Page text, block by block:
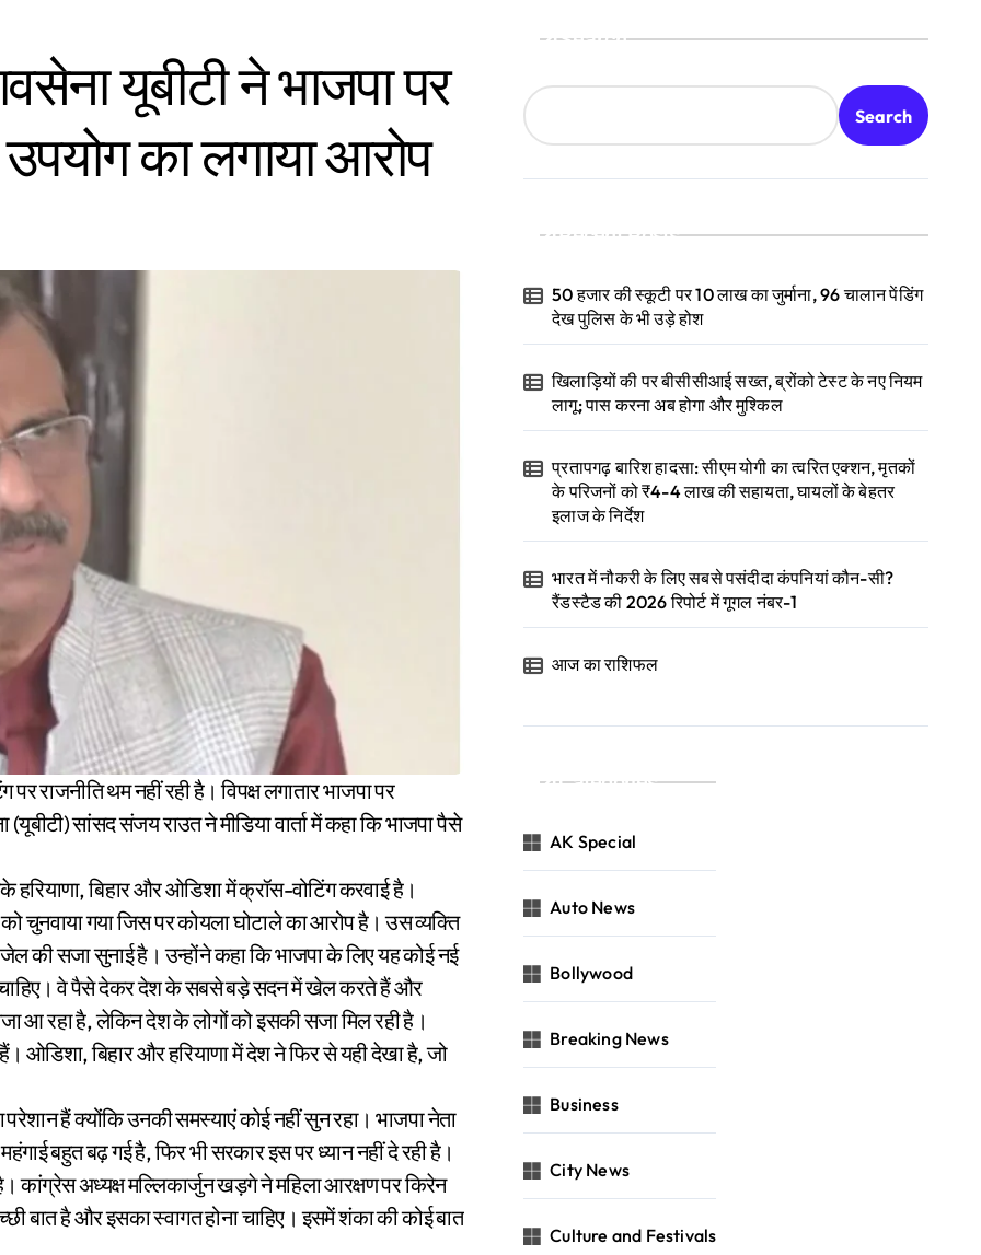
यूबीटी ने भाजपा पर
का लगाया आरोप
सांसद संजय राउत ने मीडिया वार्ता में कहा कि भाजपा पैसे
बिहार और ओडिशा में क्रॉस-वोटिंग करवाई है।
चुनवाया गया जिस पर कोयला घोटाले का आरोप है। उस व्यक्ति
सजा सुनाई है। उन्होंने कहा कि भाजपा के लिए यह कोई नई
चाहिए। वे पैसे देकर देश के सबसे बड़े सदन में खेल करते हैं और
आ रहा है, लेकिन देश के लोगों को इसकी सजा मिल रही है।
ओडिशा, बिहार और हरियाणा में देश ने फिर से यही देखा है, जो
हैं क्योंकि उनकी समस्याएं कोई नहीं सुन रहा। भाजपा नेता
बहुत बढ़ गई है, फिर भी सरकार इस पर ध्यान नहीं दे रही है।
कांग्रेस अध्यक्ष मल्लिकार्जुन खड़गे ने महिला आरक्षण पर किरेन
बात है और इसका स्वागत होना चाहिए। इसमें शंका की कोई बात
Search
Search
Recent Posts
50 हजार की स्कूटी पर 10 लाख का जुर्माना, 96 चालान पेंडिंग
देख पुलिस के भी उड़े होश
खिलाड़ियों की पर बीसीसीआई सख्त, ब्रोंको टेस्ट के नए नियम
लागू; पास करना अब होगा और मुश्किल
प्रतापगढ़ बारिश हादसा: सीएम योगी का त्वरित एक्शन, मृतकों
के परिजनों को ₹4-4 लाख की सहायता, घायलों के बेहतर
इलाज के निर्देश
भारत में नौकरी के लिए सबसे पसंदीदा कंपनियां कौन-सी?
रैंडस्टैड की 2026 रिपोर्ट में गूगल नंबर-1
आज का राशिफल
Categories
AK Special
Auto News
Bollywood
Breaking News
Business
City News
Culture and Festivals